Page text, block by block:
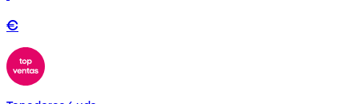
€